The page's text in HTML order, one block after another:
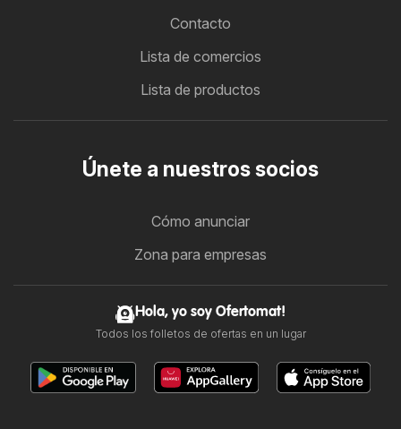
Contacto
Lista de comercios
Lista de productos
Únete a nuestros socios
Cómo anunciar
Zona para empresas
Hola, yo soy Ofertomat!
Todos los folletos de ofertas en un lugar